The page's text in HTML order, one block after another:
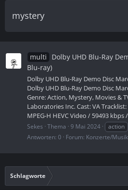
mystery
multi
Dolby UHD Blu-Ray
Blu-ray)
Dolby UHD Blu-Ray Demo Disc
Dolby UHD Blu-Ray Demo Disc
Genre: Action, Mystery, Movies &
Laboratories Inc. Cast: VA
MPEG-H HEVC Video / 59493 kbps
Sekes Thema 9 Mai 2024 action
Antworten: 0
Forum: Konzerte/
Schlagworte